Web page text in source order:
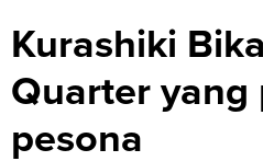
Kurashiki
Quarter yang
pesona